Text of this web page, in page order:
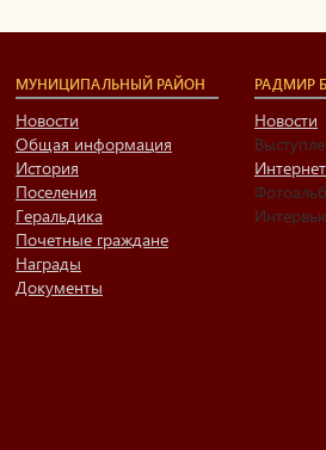
МУНИЦИПАЛЬНЫЙ РАЙОН
Новости
Общая информация
История
Поселения
Геральдика
Почетные граждане
Награды
Документы
РАДМИР
Новости